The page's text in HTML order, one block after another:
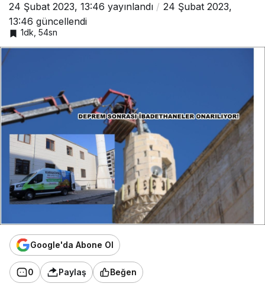
24 Şubat 2023, 13:46 yayınlandı
24 Şubat 2023,
13:46 güncellendi
1dk, 54sn
Google'da Abone Ol
0 Paylaş Beğen